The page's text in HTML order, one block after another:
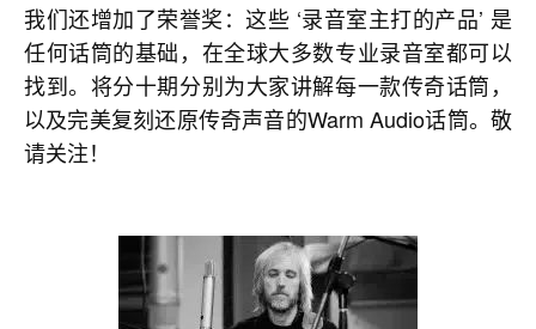
我们还增加了荣誉奖：这些 ‘录音室主打的产品’ 是
任何话筒的基础，在全球大多数专业录音室都可以
找到。将分十期分别为大家讲解每一款传奇话筒，
以及完美复刻还原传奇声音的Warm Audio话筒。敬
请关注！